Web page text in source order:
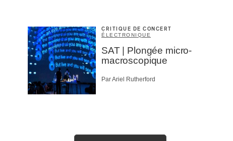
CRITIQUE DE CONCERT
ÉLECTRONIQUE
SAT | Plongée micro-
macroscopique
Par Ariel Rutherford